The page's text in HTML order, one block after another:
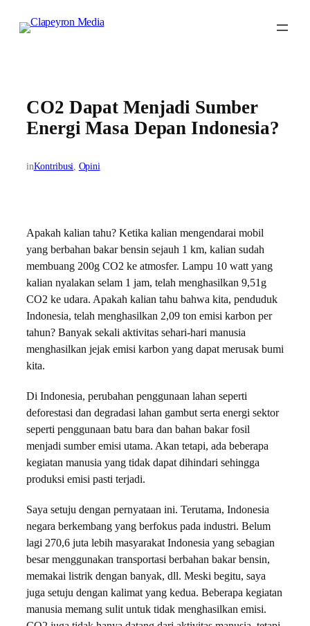
CO2 Dapat Menjadi Sumber
Energi Masa Depan Indonesia?
inKontribusi, Opini
Apakah kalian tahu? Ketika kalian mengendarai mobil
yang berbahan bakar bensin sejauh 1 km, kalian sudah
membuang 200g CO2 ke atmosfer. Lampu 10 watt yang
kalian nyalakan selam 1 jam, telah menghasilkan 9,51g
CO2 ke udara. Apakah kalian tahu bahwa kita, penduduk
Indonesia, telah menghasilkan 2,09 ton emisi karbon per
tahun? Banyak sekali aktivitas sehari-hari manusia
menghasilkan jejak emisi karbon yang dapat merusak bumi
kita.
Di Indonesia, perubahan penggunaan lahan seperti
deforestasi dan degradasi lahan gambut serta energi sektor
seperti penggunaan batu bara dan bahan bakar fosil
menjadi sumber emisi utama. Akan tetapi, ada beberapa
kegiatan manusia yang tidak dapat dihindari sehingga
produksi emisi pasti terjadi.
Saya setuju dengan pernyataan ini. Terutama, Indonesia
negara berkembang yang berfokus pada industri. Belum
lagi 270,6 juta lebih masyarakat Indonesia yang sebagian
besar menggunakan transportasi berbahan bakar bensin,
memakai listrik dengan banyak, dll. Meski begitu, saya
juga setuju dengan kalimat yang kedua. Beberapa kegiatan
manusia memang sulit untuk tidak menghasilkan emisi.